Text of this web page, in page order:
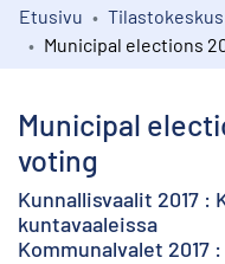
Kokoelmat
Etusivu Tilastokeskus
Municipal
voting
Kunnallisvaalit 2017 :
kuntavaaleissa
Kommunalvalet 2017